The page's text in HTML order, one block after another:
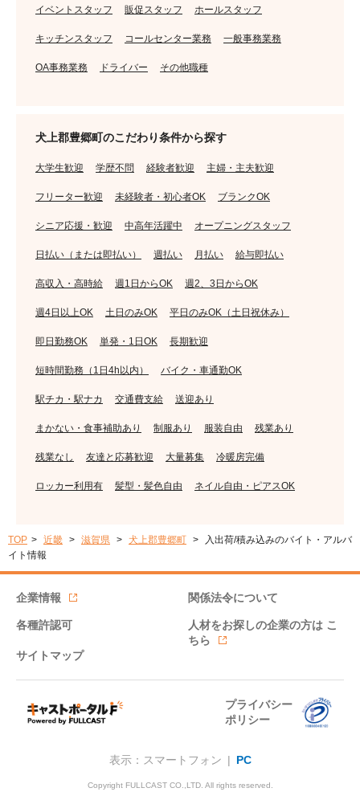
イベントスタッフ 販促スタッフ ホールスタッフ
キッチンスタッフ コールセンター業務 一般事務業務
OA事務業務 ドライバー その他職種
犬上郡豊郷町のこだわり条件から探す
大学生歓迎 学歴不問 経験者歓迎 主婦・主夫歓迎
フリーター歓迎 未経験者・初心者OK ブランクOK
シニア応援・歓迎 中高年活躍中 オープニングスタッフ
日払い（または即払い） 週払い 月払い 給与即払い
高収入・高時給 週1日からOK 週2、3日からOK
週4日以上OK 土日のみOK 平日のみOK（土日祝休み）
即日勤務OK 単発・1日OK 長期歓迎
短時間勤務（1日4h以内） バイク・車通勤OK
駅チカ・駅ナカ 交通費支給 送迎あり
まかない・食事補助あり 制服あり 服装自由 残業あり
残業なし 友達と応募歓迎 大量募集 冷暖房完備
ロッカー利用有 髪型・髪色自由 ネイル自由・ピアスOK
TOP 近畿 滋賀県 犬上郡豊郷町
入出荷/積み込みのバイト・アルバ
イト情報
企業情報 関係法令について
各種許認可 人材をお探しの企業の方は こ
ちら
サイトマップ
プライバシー
ポリシー
表示：スマートフォン | PC
Copyright FULLCAST CO.,LTD. All rights reserved.